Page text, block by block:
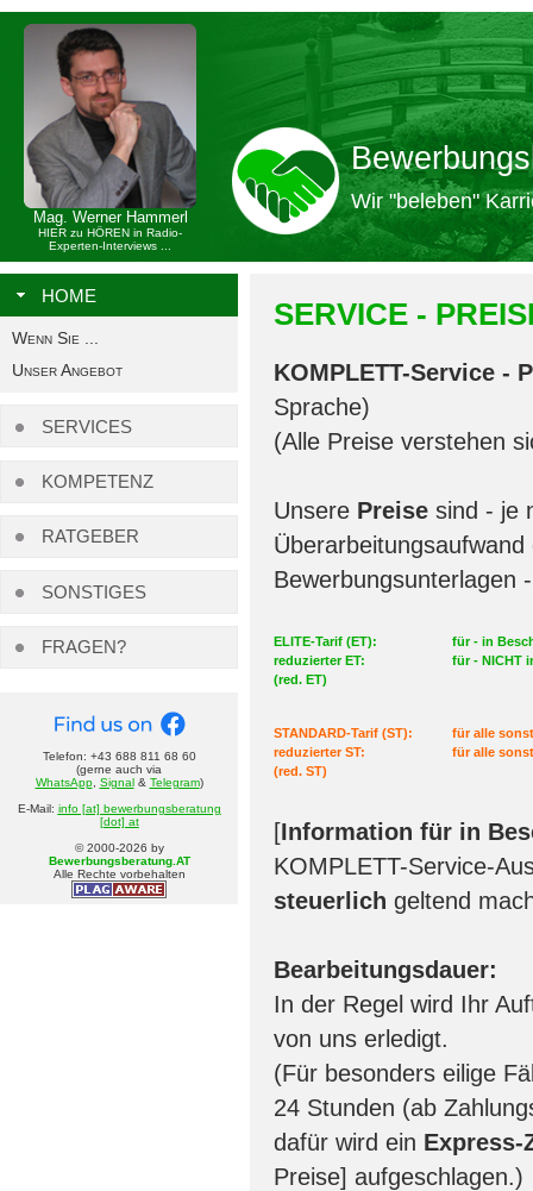
Mag. Werner Hammerl
HIER zu HÖREN in Radio-
Experten-Interviews ...
Wir "beleben"
HOME
Wenn Sie ...
Unser Angebot
SERVICES
KOMPETENZ
RATGEBER
SONSTIGES
FRAGEN?
Telefon: +43 688 811 68 60
(gerne auch via
WhatsApp, Signal& Telegram)
E-Mail: info [at] bewerbungsberatung
[dot] at
© 2000-2026 by
Bewerbungsberatung.AT
Alle Rechte vorbehalten
SERVICE -
KOMPLETT-Service -
Sprache)
(Alle Preise verstehen
Unsere Preise sind - je
Überarbeitungsaufwand
Bewerbungsunterlagen
ELITE-Tarif (ET):
für - in
reduzierter ET:
(red. ET)
für - NICHT
STANDARD-Tarif (ST):
für alle
reduzierter ST:
(red. ST)
für alle
[Information für in
KOMPLETT-Service-
steuerlich geltend
Bearbeitungsdauer:
In der Regel wird Ihr
von uns erledigt.
(Für besonders eilige
24 Stunden (ab
dafür wird ein Express-
Preise] aufgeschlagen.)